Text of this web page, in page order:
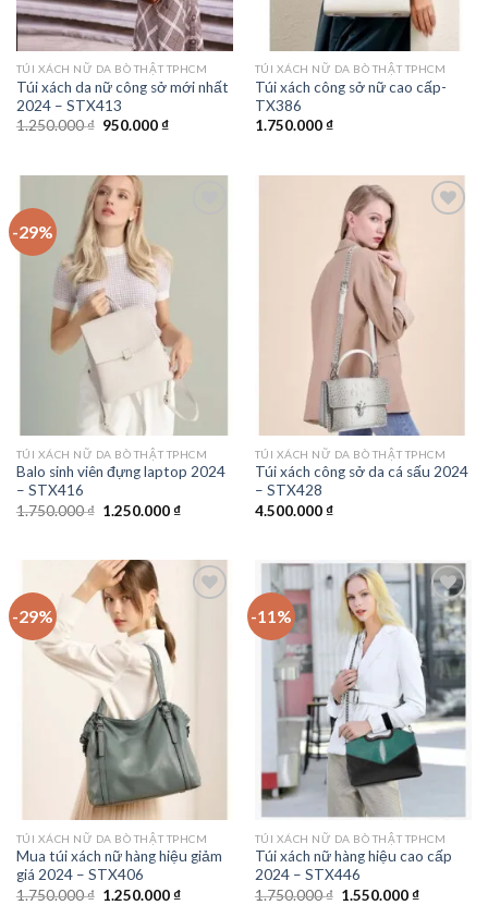
TÚI XÁCH NỮ DA BÒ THẬT TPHCM
Túi xách da nữ công sở mới nhất
2024 – STX413
1.250.000₫ Giá
950.000₫Giá
950.000 ₫.
TÚI XÁCH NỮ DA BÒ THẬT TPHCM
Túi xách công sở nữ cao cấp-
TX386
1.750.000₫
-29%
TÚI XÁCH NỮ DA BÒ THẬT TPHCM
Balo sinh viên đựng laptop 2024
– STX416
1.750.000₫ Giá
1.250.000₫Giá
1.250.000 ₫.
TÚI XÁCH NỮ DA BÒ THẬT TPHCM
Túi xách công sở da cá sấu 2024
– STX428
4.500.000₫
-29%
TÚI XÁCH NỮ DA BÒ THẬT TPHCM
Mua túi xách nữ hàng hiệu giảm
giá 2024 – STX406
1.750.000₫ Giá
1.250.000₫Giá
-11%
Add to
wishlist
TÚI XÁCH NỮ DA BÒ THẬT TPHCM
Túi xách nữ hàng hiệu cao cấp
2024 – STX446
1.750.000₫ Giá
1.550.000₫Giá